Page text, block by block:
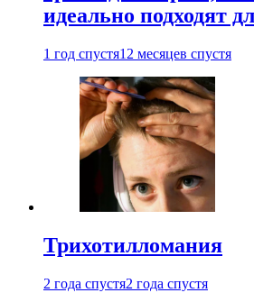
идеально подходят
1 год спустя12 месяцев спустя
Трихотилломания
2 года спустя2 года спустя